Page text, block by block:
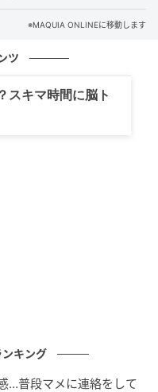
、みずみずしい潤い
液級のテクスチャー
、単体はもちろん、
※MAQUIA ONLINEに移動します
ツ
スキマ時間に脳ト
キング
…普段マメに連絡をして